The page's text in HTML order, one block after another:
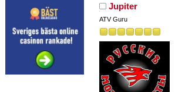
Jupiter
ATV Guru